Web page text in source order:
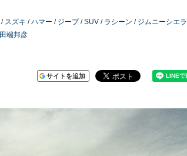
/ スズキ /ハマー / ジープ/SUV / ラシーン / ジムニーシエラ
田端邦彦
サイトを追加